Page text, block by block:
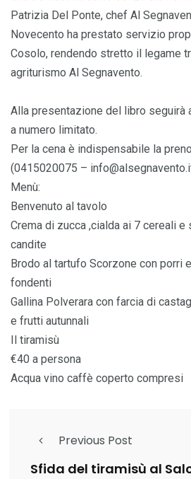
Patrizia Del Ponte, chef Al
Novecento ha prestato servizio
Cosolo, rendendo stretto il legame
agriturismo Al Segnavento.
Alla presentazione del libro seguirà
a numero limitato.
Per la cena è indispensabile la
(0415020075 –
Menù:
Benvenuto al tavolo
Crema di zucca ,cialda ai 7 cereali e
candite
Brodo al tartufo Scorzone con porri
fondenti
Gallina Polverara con farcia di
e frutti autunnali
Il tiramisù
€40 a persona
Acqua vino caffè coperto compresi
Previous Post
Sfida del tiramisù al